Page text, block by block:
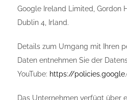
Google Ireland Limited, Gordon
Dublin 4, Irland.
Details zum Umgang mit Ihren
Daten entnehmen Sie der
YouTube: https://
Das Unternehmen verfügt über